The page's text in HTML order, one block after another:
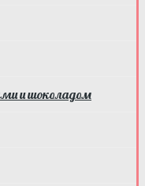
и шоколадом